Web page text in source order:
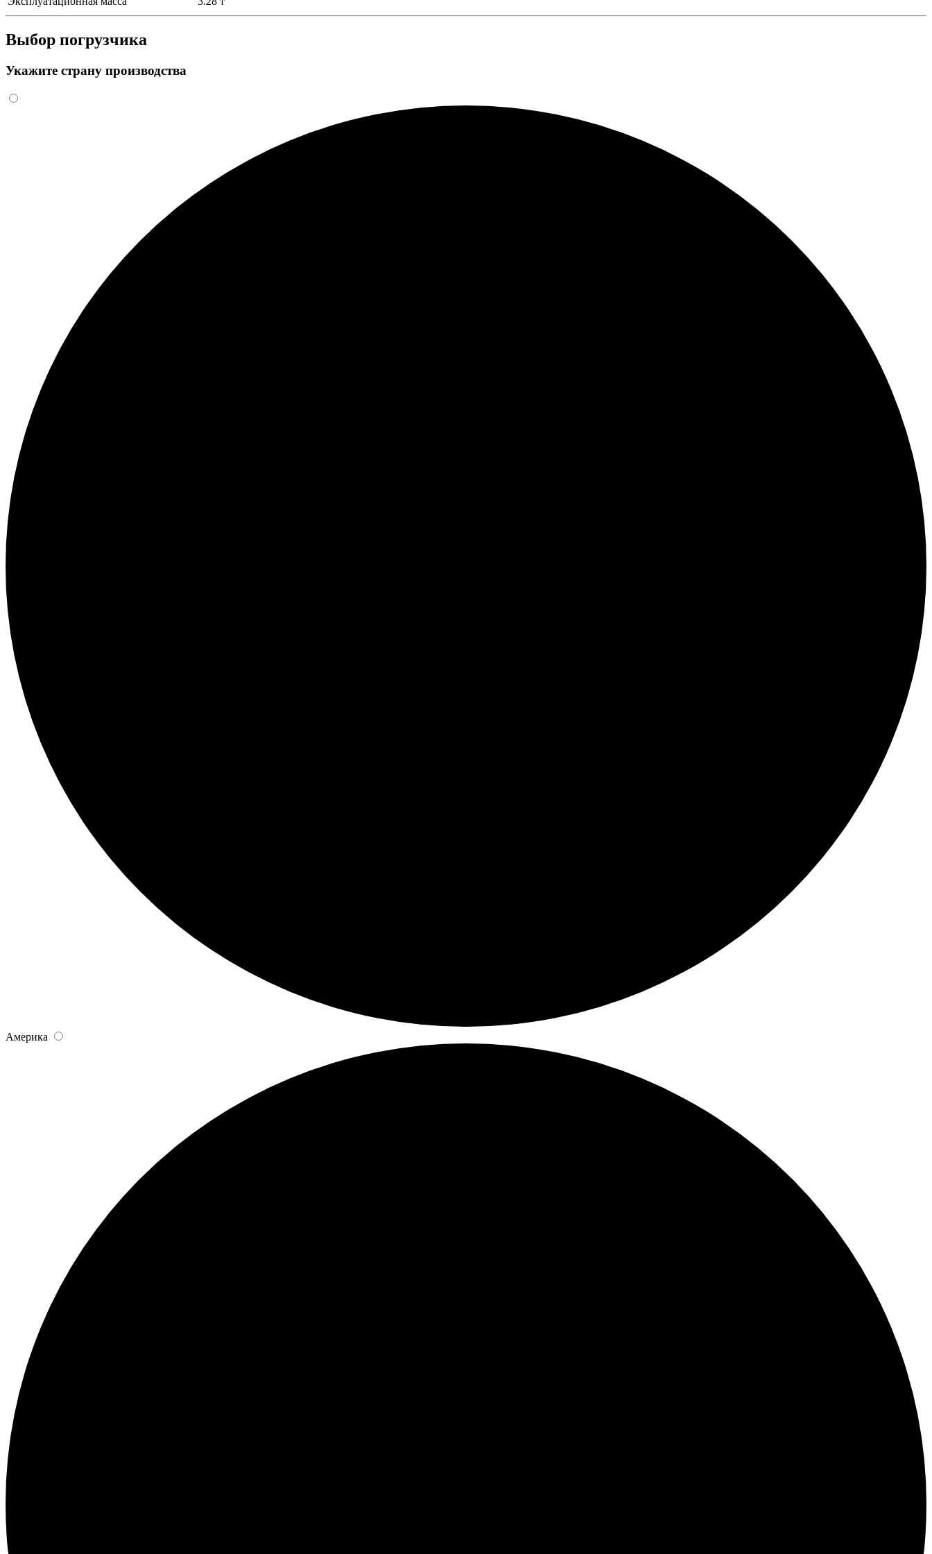
Выбор погрузчика
Укажите страну производства
Америка